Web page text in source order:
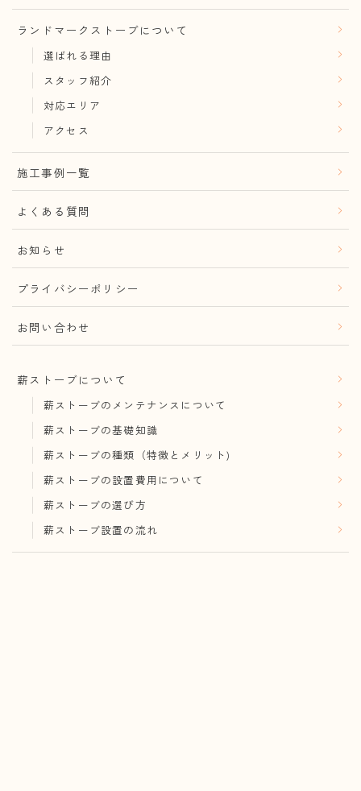
ランドマークストーブについて
選ばれる理由
スタッフ紹介
対応エリア
アクセス
施工事例一覧
よくある質問
お知らせ
プライバシーポリシー
お問い合わせ
薪ストーブについて
薪ストーブのメンテナンスについて
薪ストーブの基礎知識
薪ストーブの種類（特徴とメリット)
薪ストーブの設置費用について
薪ストーブの選び方
薪ストーブ設置の流れ